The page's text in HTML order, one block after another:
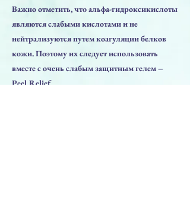
Важно отметить, что альфа-гидроксикислоты
являются слабыми кислотами и не
нейтрализуются путем коагуляции белков
кожи. Поэтому их следует использовать
вместе с очень слабым защитным гелем –
Peel Relief.